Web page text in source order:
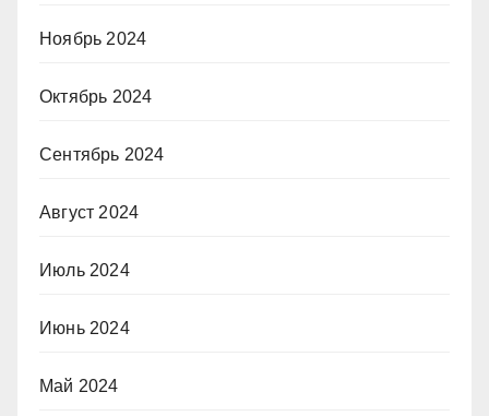
Ноябрь 2024
Октябрь 2024
Сентябрь 2024
Август 2024
Июль 2024
Июнь 2024
Май 2024